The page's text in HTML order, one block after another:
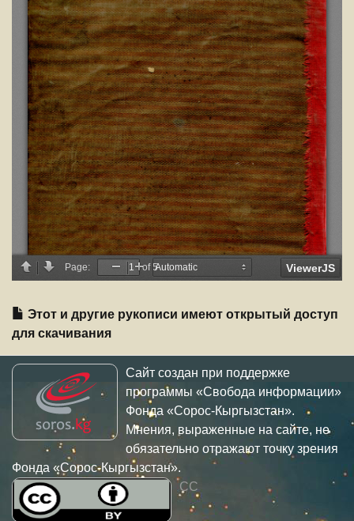
Этот и другие рукописи имеют открытый доступ
для скачивания
Сайт создан при поддержке
программы «Свобода информации»
Фонда «Сорос-Кыргызстан».
Мнения, выраженные на сайте, не
обязательно отражают точку зрения
Фонда «Сорос-Кыргызстан».
CC